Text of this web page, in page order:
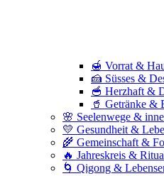
🍯 Vorrat &
🍰 Süsses &
🥣 Herzhaft &
🥤 Getränke &
🌸 Seelenwege &
💛 Gesundheit &
🌾 Gemeinschaft &
🔥 Jahreskreis &
🌀 Qigong &